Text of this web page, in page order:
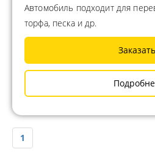
Автомобиль подходит для
торфа, песка и др.
Заказать
1